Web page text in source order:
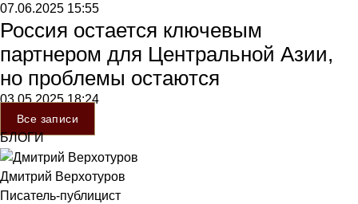
07.06.2025 15:55
Россия остается ключевым
партнером для Центральной Азии,
но проблемы остаются
03.05.202518:24
Все записи
БЛОГИ
Дмитрий Верхотуров
Писатель-публицист